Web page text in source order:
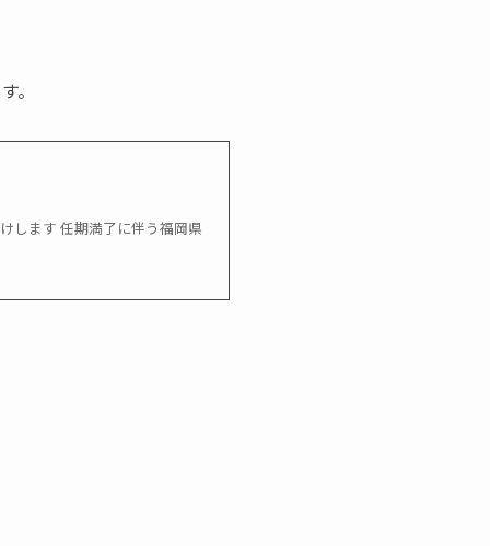
。
します 任期満了に伴う福岡県